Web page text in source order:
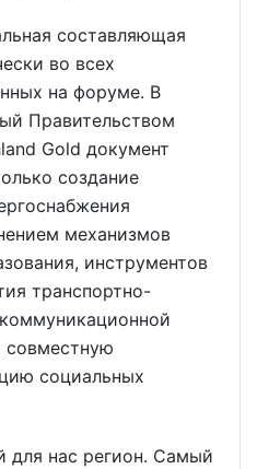
составляющая
во всех
на форуме. В
Правительством
Gold документ
создание
механизмов
инструментов
транспортно-
совместную
социальных
для нас регион. Самый